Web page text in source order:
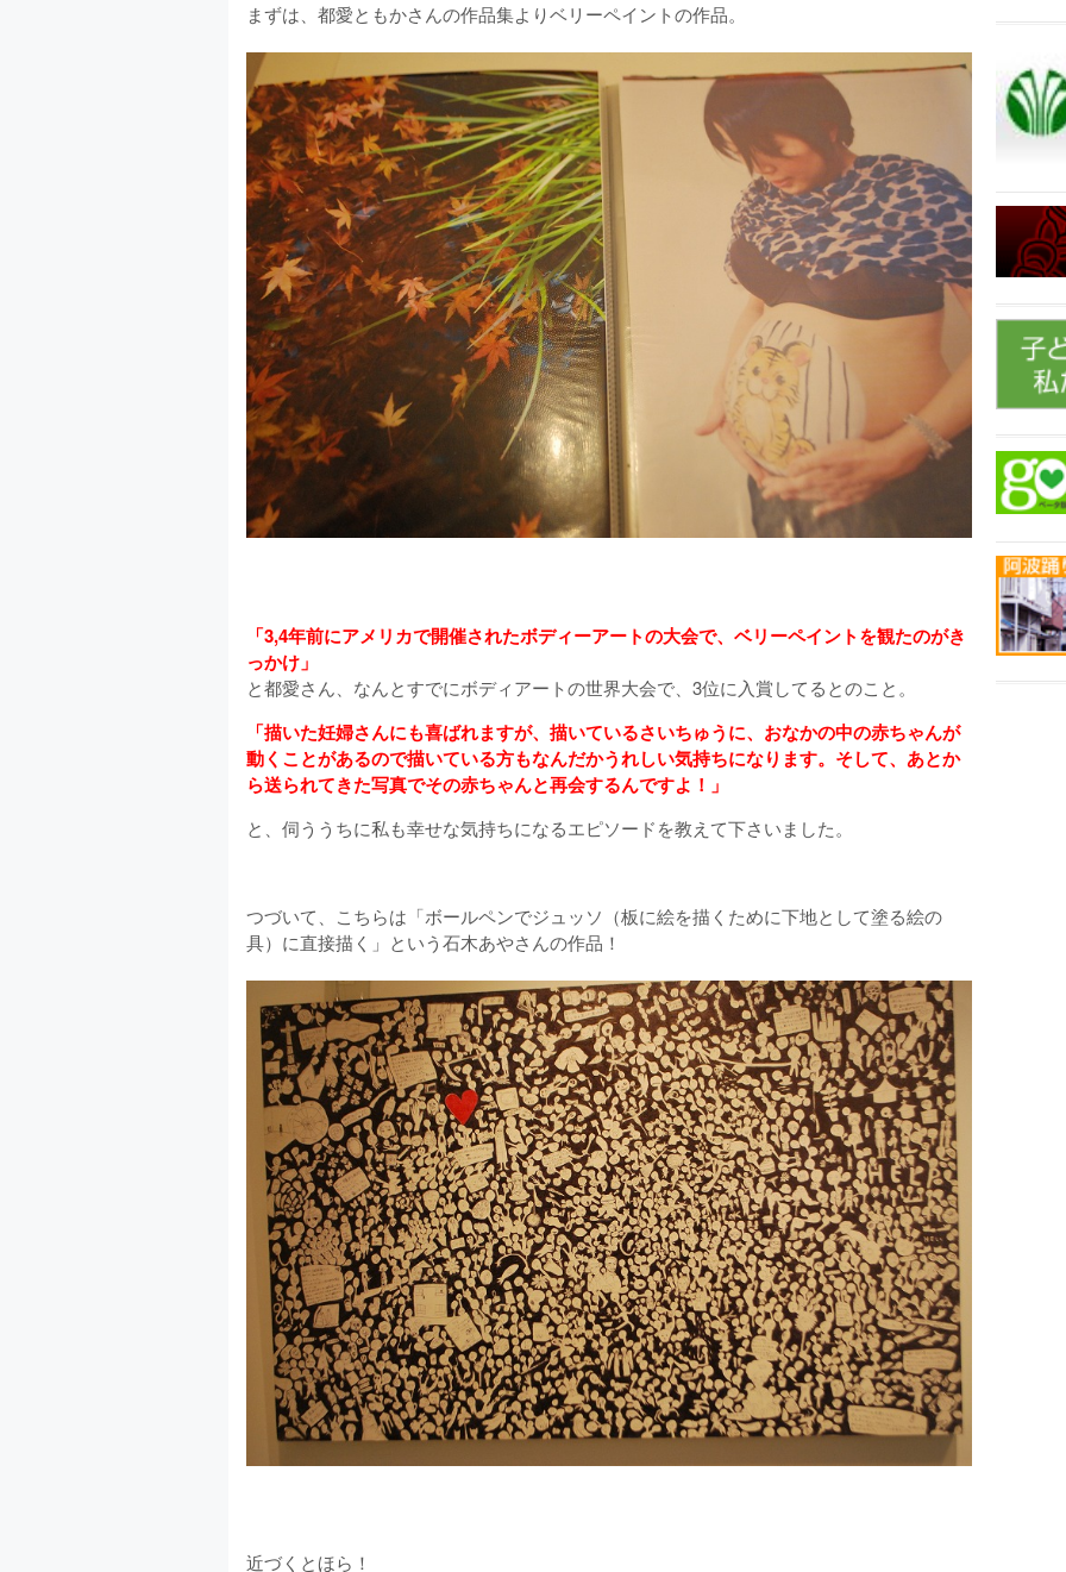
まずは、都愛ともかさんの作品集よりベリーペイントの作品。
「3,4年前にアメリカで開催されたボディーアートの大会で、ベリーペイントを観たのがき
っかけ」
と都愛さん、なんとすでにボディアートの世界大会で、3位に入賞してるとのこと。
「描いた妊婦さんにも喜ばれますが、描いているさいちゅうに、おなかの中の赤ちゃんが
動くことがあるので描いている方もなんだかうれしい気持ちになります。そして、あとか
ら送られてきた写真でその赤ちゃんと再会するんですよ！」
と、伺ううちに私も幸せな気持ちになるエピソードを教えて下さいました。
つづいて、こちらは「ボールペンでジュッソ（板に絵を描くために下地として塗る絵の
具）に直接描く」という石木あやさんの作品！
近づくとほら！